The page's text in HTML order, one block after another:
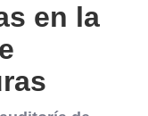
en la